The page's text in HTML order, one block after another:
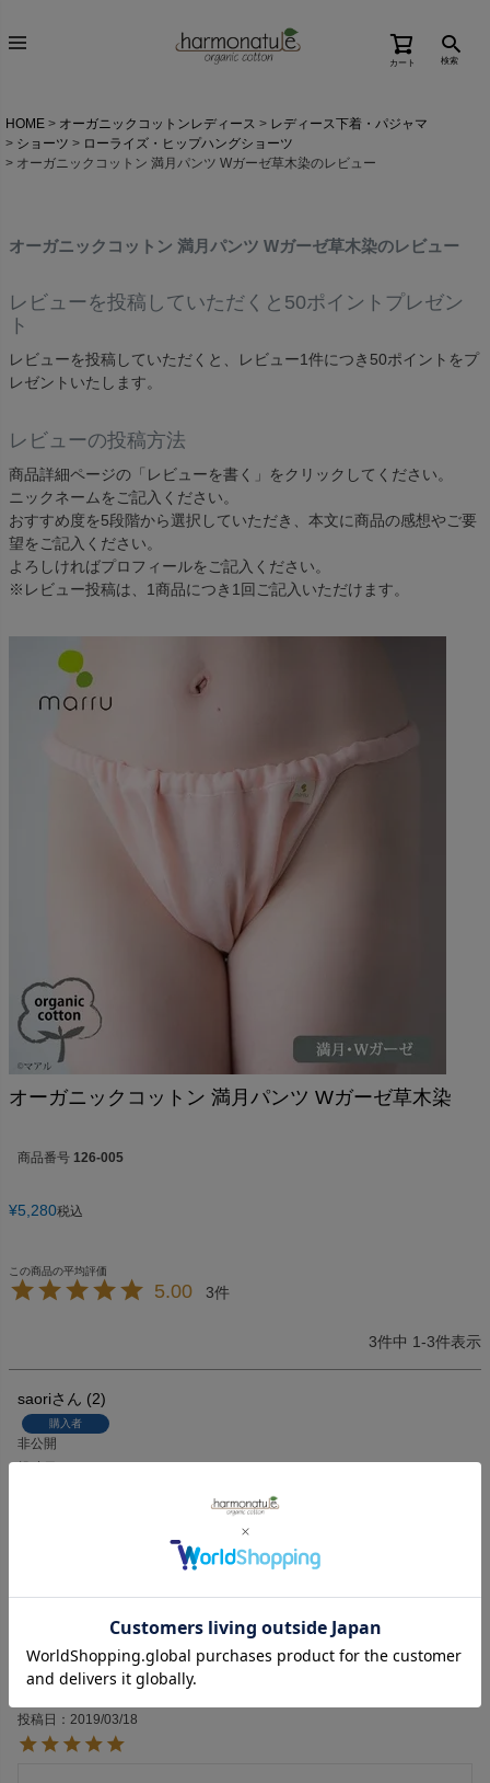
カート 検索
HOME オーガニックコットンレディース
レディース下着・パジャマ
ショーツ
ローライズ・ヒップハングショーツ
オーガニックコットン 満月パンツ Wガーゼ草木染のレビュー
オーガニックコットン 満月パンツ Wガーゼ草木染のレビュー
レビューを投稿していただくと50ポイントプレゼン
ト
レビューを投稿していただくと、レビュー1件につき50ポイントをプ
レゼントいたします。
レビューの投稿方法
商品詳細ページの「レビューを書く」をクリックしてください。
ニックネームをご記入ください。
おすすめ度を5段階から選択していただき、本文に商品の感想やご要
望をご記入ください。
よろしければプロフィールをご記入ください。
※レビュー投稿は、1商品につき1回ご記入いただけます。
オーガニックコットン 満月パンツ Wガーゼ草木染
商品番号 126-005
¥5,280税込
5.00 3
3件中 1-3件表示
saori 2
購入者
非公開
優しいはき心地がたまりません。形状も好きで、ふんパンの
中で一番のお気に入りになりました。
MOMOMI 3 2
購入者
投稿日
2019/03/18